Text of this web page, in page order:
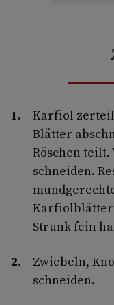
Karfiol
Blätter
Röschen
schneiden.
Karfiolblätter
Strunk fein
Zwiebeln,
schneiden.